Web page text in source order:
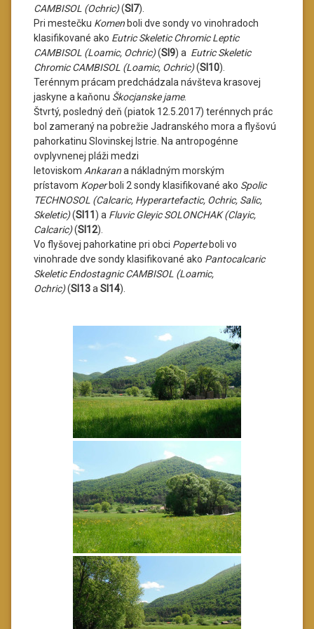
CAMBISOL (Ochric)(SI7).
Pri mestečku Komen boli dve sondy vo vinohradoch
klasifikované ako Eutric Skeletic Chromic Leptic
CAMBISOL (Loamic, Ochric)(SI9) a Eutric Skeletic
Chromic CAMBISOL (Loamic, Ochric)(SI10).
Terénnym prácam predchádzala návšteva krasovej
jaskyne a kaňonu Škocjanske jame.
Štvrtý, posledný deň (piatok 12.5.2017) terénnych prác
bol zameraný na pobrežie Jadranského mora a flyšovú
pahorkatinu Slovinskej Istrie. Na antropogénne
ovplyvnenej pláži medzi
letoviskom Ankarana nákladným morským
prístavom Koperboli 2 sondy klasifikované ako Spolic
TECHNOSOL (Calcaric, Hyperartefactic, Ochric, Salic,
Skeletic)(SI11 ) a Fluvic Gleyic SOLONCHAK (Clayic,
Calcaric)(SI12).
Vo flyšovej pahorkatine pri obci Poperteboli vo
vinohrade dve sondy klasifikované ako Pantocalcaric
Skeletic Endostagnic CAMBISOL (Loamic,
Ochric)(SI13a SI14).